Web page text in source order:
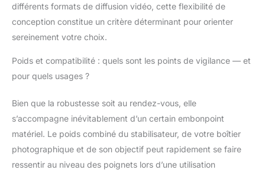
boutons optimisés, ce
stabilisateur appareil
précis. La mémoire de
trajectoire A/B et la
considérablement
l’efficacité de tournage.
【Stabilisation nouvelle
algorithme quaternion
2025】Le système de
différents formats de diffusion vidéo, cette flexibilité de
conception constitue un critère déterminant pour orienter
sereinement votre choix.
Poids et compatibilité : quels sont les points de vigilance — et
pour quels usages ?
Bien que la robustesse soit au rendez-vous, elle
s’accompagne inévitablement d’un certain embonpoint
matériel. Le poids combiné du stabilisateur, de votre boîtier
photographique et de son objectif peut rapidement se faire
ressentir au niveau des poignets lors d’une utilisation